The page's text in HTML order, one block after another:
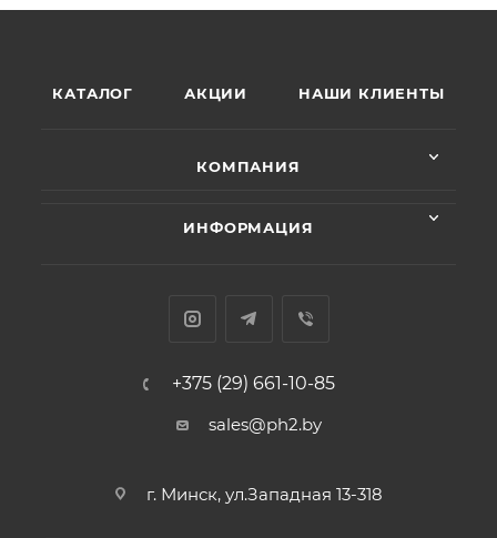
КАТАЛОГ АКЦИИ НАШИ КЛИЕНТЫ
КОМПАНИЯ
ИНФОРМАЦИЯ
+375 (29) 661-10-85
sales@ph2.by
г. Минск, ул.Западная 13-318